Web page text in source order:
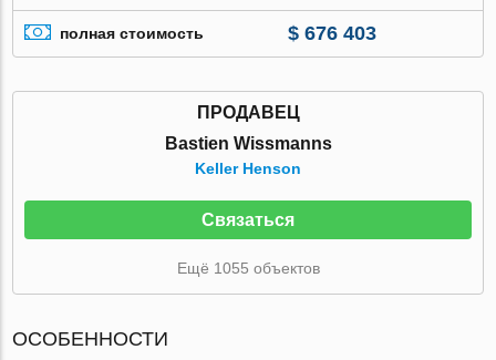
полная стоимость $ 676 403
ПРОДАВЕЦ
Bastien Wissmanns
Keller Henson
Связаться
Ещё 1055 объектов
ОСОБЕННОСТИ